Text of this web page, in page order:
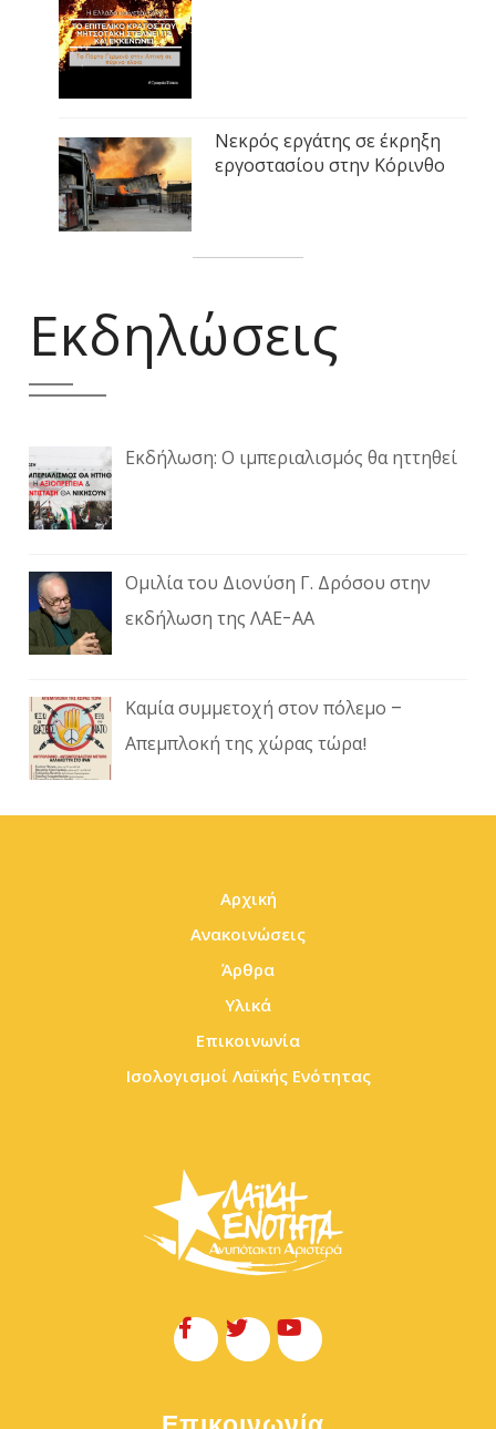
Νεκρός εργάτης σε έκρηξη
εργοστασίου στην Κόρινθο
Εκδηλώσεις
Εκδήλωση: Ο ιμπεριαλισμός θα ηττηθεί
Ομιλία του Διονύση Γ. Δρόσου στην
εκδήλωση της ΛΑΕ-ΑΑ
Καμία συμμετοχή στον πόλεμο –
Απεμπλοκή της χώρας τώρα!
Αρχική
Ανακοινώσεις
Άρθρα
Υλικά
Επικοινωνία
Ισολογισμοί Λαϊκής Ενότητας